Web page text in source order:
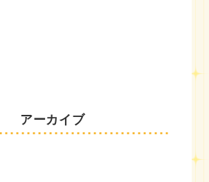
アーカイブ